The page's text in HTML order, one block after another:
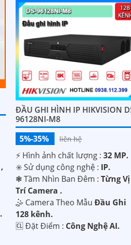
ĐẦU GHI HÌNH IP HIKVISION
96128NI-M8
5%-35%
liên hệ
️⚡ Hình ảnh chất lượng :32 MP.
✳️ Sử dụng công nghệ : IP.
❃ Tầm Nhìn Ban Đêm :Từng Vị
Trí Camera .
🤹 Camera Theo MẫuĐầu Ghi
128 kênh.
️🆑 Đặt Điểm : Công Nghệ AI.